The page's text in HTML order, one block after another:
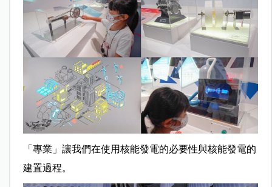
「專業」讓我們在使用核能發電的必要性與核能發電的
建置過程。